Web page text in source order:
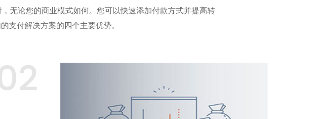
无论您的商业模式如何。您可以快速添加付款方式并提高转
支付解决方案的四个主要优势。